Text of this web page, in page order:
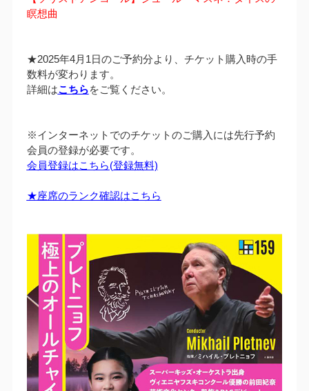
瞑想曲
★2025年4月1日のご予約分より、チケット購入時の手
数料が変わります。
詳細はこちらをご覧ください。
※インターネットでのチケットのご購入には先行予約
会員の登録が必要です。
会員登録はこちら(登録無料)
★座席のランク確認はこちら